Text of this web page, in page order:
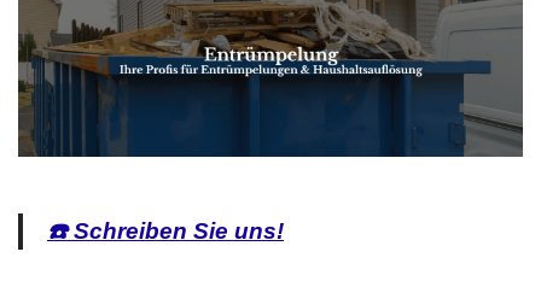
☎️ Schreiben Sie uns!